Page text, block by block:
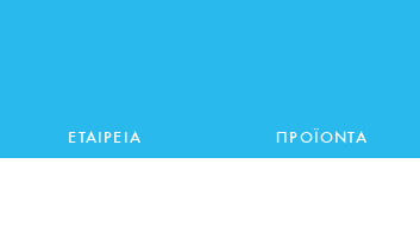
ΕΤΑΙΡΕΙΑ ΠΡΟΪΟΝΤΑ